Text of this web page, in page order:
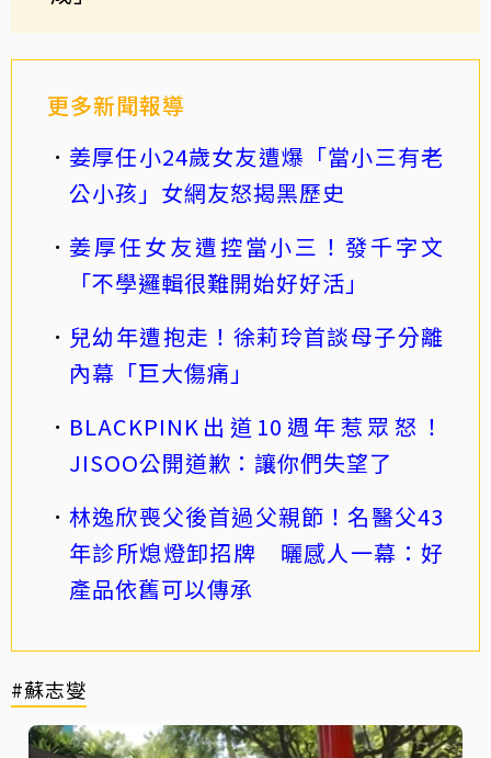
更多新聞報導
姜厚任小24歲女友遭爆「當小三有老
公小孩」女網友怒揭黑歷史
姜厚任女友遭控當小三！發千字文
「不學邏輯很難開始好好活」
兒幼年遭抱走！徐莉玲首談母子分離
內幕「巨大傷痛」
BLACKPINK出道10週年惹眾怒！
JISOO公開道歉：讓你們失望了
林逸欣喪父後首過父親節！名醫父43
年診所熄燈卸招牌 曬感人一幕：好
產品依舊可以傳承
#蘇志燮